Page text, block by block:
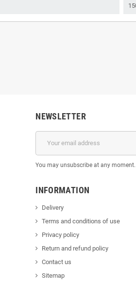
NEWSLETTER
You may unsubscribe at any
INFORMATION
Delivery
Terms and conditions of use
Privacy policy
Return and refund policy
Contact us
Sitemap